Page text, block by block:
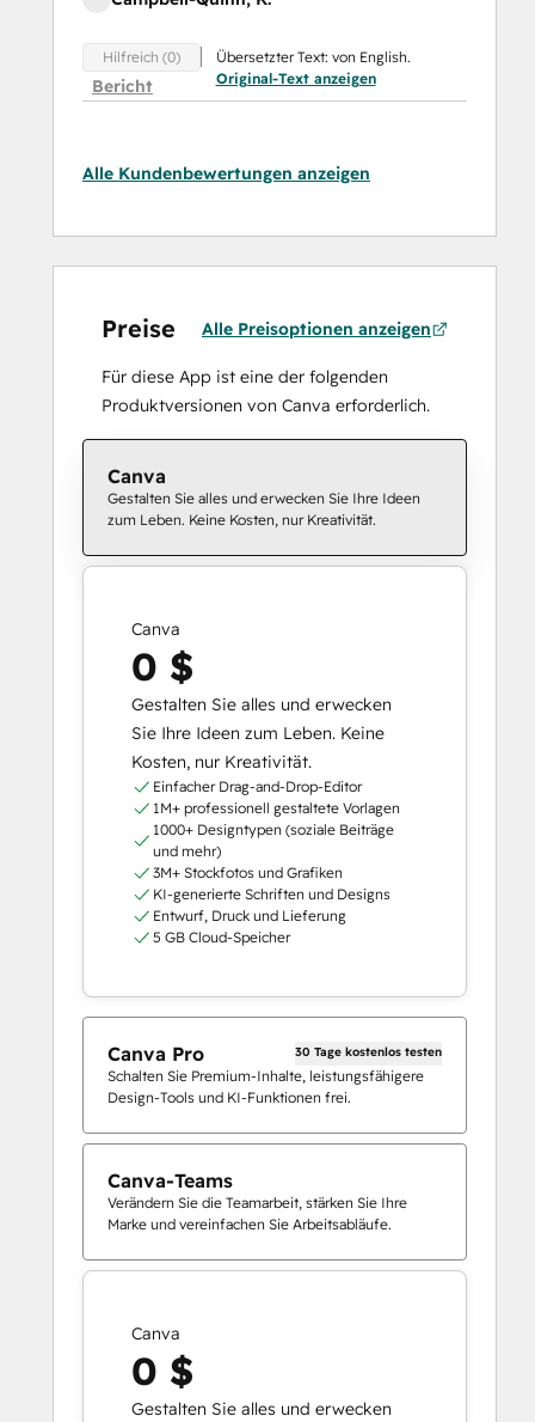
Hilfreich (0)
Bericht
Übersetzter Text: von English.
Original-Text anzeigen
Alle Kundenbewertungen anzeigen
Preise Alle Preisoptionen anzeigen
Für diese App ist eine der folgenden
Produktversionen von Canva erforderlich.
Canva
Gestalten Sie alles und erwecken Sie Ihre Ideen
zum Leben. Keine Kosten, nur Kreativität.
Canva
0 $
Gestalten Sie alles und erwecken
Sie Ihre Ideen zum Leben. Keine
Kosten, nur Kreativität.
Einfacher Drag-and-Drop-Editor
1M+ professionell gestaltete Vorlagen
1000+ Designtypen (soziale Beiträge
und mehr)
3M+ Stockfotos und Grafiken
KI-generierte Schriften und Designs
Entwurf, Druck und Lieferung
5 GB Cloud-Speicher
Canva Pro 30 Tage kostenlos testen
Schalten Sie Premium-Inhalte, leistungsfähigere
Design-Tools und KI-Funktionen frei.
Canva-Teams
Verändern Sie die Teamarbeit, stärken Sie Ihre
Marke und vereinfachen Sie Arbeitsabläufe.
Canva
0 $
Gestalten Sie alles und erwecken